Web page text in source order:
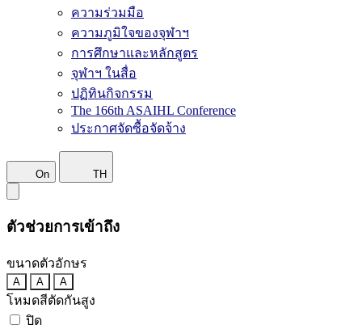
ความร่วมมือ
ความภูมิใจของจุฬาฯ
การศึกษาและหลักสูตร
จุฬาฯ ในสื่อ
ปฏิทินกิจกรรม
The 166th ASAIHL Conference
ประกาศจัดซื้อจัดจ้าง
On TH
ตัวช่วยการเข้าถึง
ขนาดตัวอักษร
A A A
โหมดสีตัดกันสูง
ปิด